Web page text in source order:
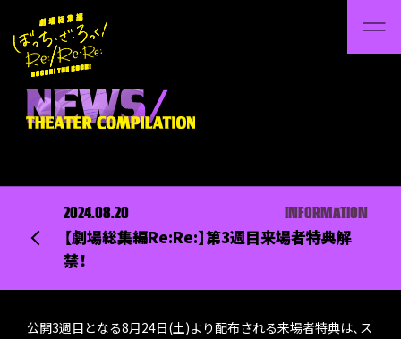
2024.08.20 INFORMATION
【劇場総集編Re:Re:】第3週目来場者特典解
禁！
公開3週目となる8月24日(土)より配布される来場者特典は、ス